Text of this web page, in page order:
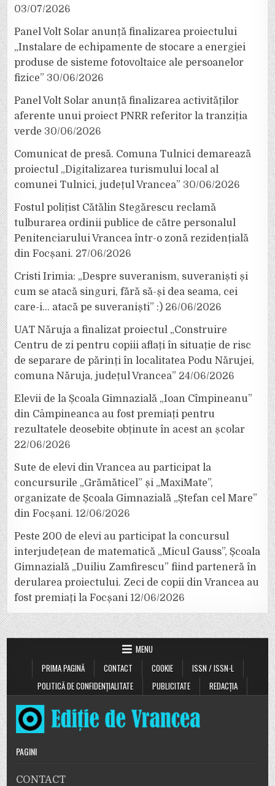
03/07/2026
Panel Volt Solar anunță finalizarea proiectului
„Instalare de echipamente de stocare a energiei
produse de sisteme fotovoltaice ale persoanelor
fizice” 30/06/2026
Panel Volt Solar anunță finalizarea activităților
aferente unui proiect PNRR referitor la tranziția
verde 30/06/2026
Comunicat de presă. Comuna Tulnici demarează
proiectul „Digitalizarea turismului local al
comunei Tulnici, județul Vrancea” 30/06/2026
Fostul polițist Cătălin Stegărescu reclamă
tulburarea ordinii publice de către personalul
Penitenciarului Vrancea într-o zonă rezidențială
din Focșani. 27/06/2026
Cristi Irimia: „Despre suveranism, suveraniști și
cum se atacă singuri, fără să-și dea seama, cei
care-i… atacă pe suveraniști” :) 26/06/2026
UAT Năruja a finalizat proiectul „Construire
Centru de zi pentru copiii aflați în situație de risc
de separare de părinți în localitatea Podu Nărujei,
comuna Năruja, județul Vrancea” 24/06/2026
Elevii de la Școala Gimnazială „Ioan Cîmpineanu”
din Câmpineanca au fost premiați pentru
rezultatele deosebite obținute în acest an școlar
22/06/2026
Sute de elevi din Vrancea au participat la
concursurile „Grămăticel” și „MaxiMate”,
organizate de Școala Gimnazială „Ștefan cel Mare”
din Focșani. 12/06/2026
Peste 200 de elevi au participat la concursul
interjudețean de matematică „Micul Gauss”, Școala
Gimnazială „Duiliu Zamfirescu” fiind parteneră în
derularea proiectului. Zeci de copii din Vrancea au
fost premiați la Focșani 12/06/2026
MENU
PRIMA PAGINĂ
CONTACT COOKIE
ISSN / ISSN-L
POLITICĂ DE CONFIDENȚIALITATE
PUBLICITATE REDACȚIA
PAGINI
CONTACT